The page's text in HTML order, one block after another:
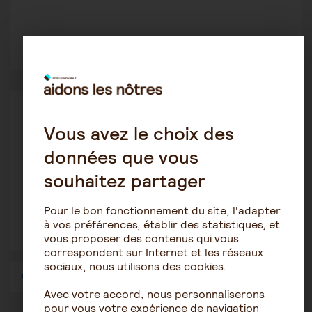
Être salarié aidant
24 juin 2021 22:49
obligation de l'employeur pour permettre un
emploi direct
5903
Vous avez le choix des
données que vous
souhaitez partager
Pour le bon fonctionnement du site, l'adapter
à vos préférences, établir des statistiques, et
vous proposer des contenus qui vous
correspondent sur Internet et les réseaux
sociaux, nous utilisons des cookies.
Avec votre accord, nous personnaliserons
pour vous votre expérience de navigation